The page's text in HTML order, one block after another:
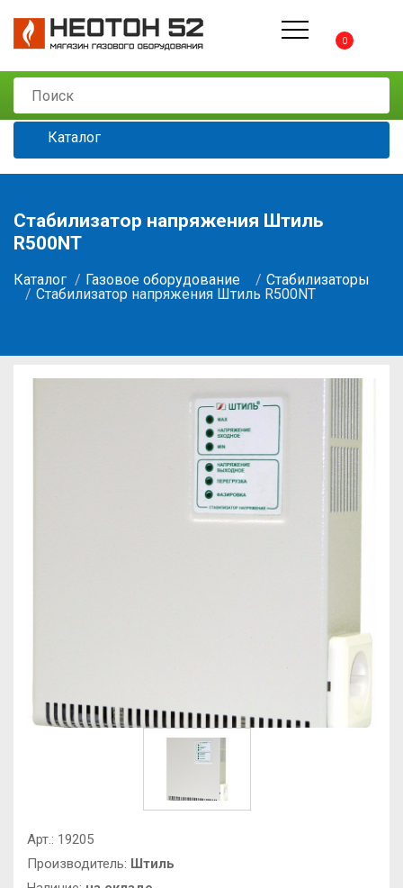
0
Каталог
Стабилизатор напряжения Штиль
R500NT
Каталог Газовое оборудование
Стабилизаторы
Стабилизатор напряжения Штиль R500NT
Арт.: 19205
Производитель: Штиль